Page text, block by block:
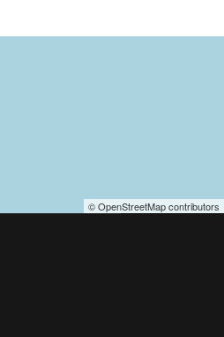
© OpenStreetMap contributors